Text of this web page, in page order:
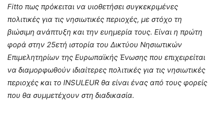
Fitto πως πρόκειται να υιοθετήσει συγκεκριμένες
πολιτικές για τις νησιωτικές περιοχές, με στόχο τη
βιώσιμη ανάπτυξη και την ευημερία τους. Είναι η πρώτη
φορά στην 25ετή ιστορία του Δικτύου Νησιωτικών
Επιμελητηρίων της Ευρωπαϊκής Ένωσης που επιχειρείται
να διαμορφωθούν ιδιαίτερες πολιτικές για τις νησιωτικές
περιοχές και το INSULEUR θα είναι ένας από τους φορείς
που θα συμμετέχουν στη διαδικασία.